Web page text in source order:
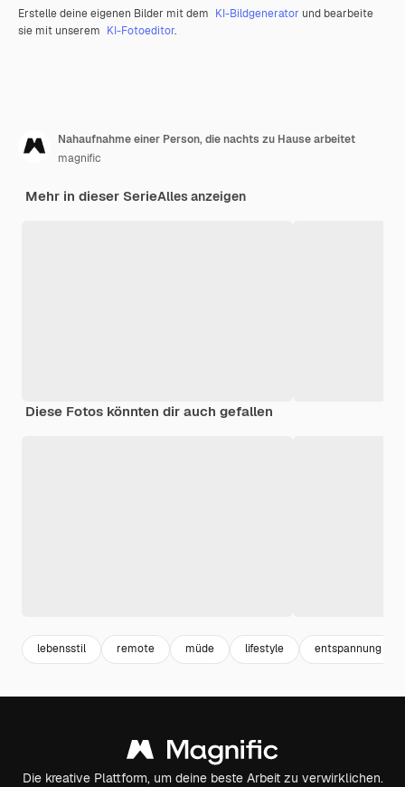
Erstelle deine eigenen Bilder mit dem KI-Bildgenerator und bearbeite
sie mit unserem KI-Fotoeditor.
Nahaufnahme einer Person, die nachts zu Hause arbeitet
magnific
Mehr in dieser SerieAlles anzeigen
Diese Fotos könnten dir auch gefallen
lebensstil remote müde lifestyle entspannung
Die kreative Plattform, um deine beste Arbeit zu verwirklichen.